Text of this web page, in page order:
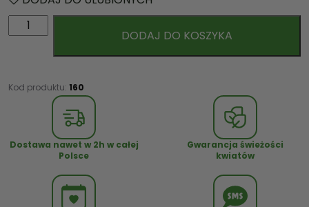
l
ć
m
DODAJ DO KOSZYKA
Kod produktu: 160
Dostawa nawet w 2h w całej
Polsce
Gwarancja świeżości
kwiatów